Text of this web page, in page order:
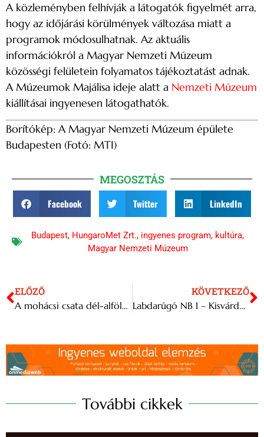
A közleményben felhívják a látogatók figyelmét arra,
hogy az időjárási körülmények változása miatt a
programok módosulhatnak. Az aktuális
információkról a Magyar Nemzeti Múzeum
közösségi felületein folyamatos tájékoztatást adnak.
A Múzeumok Majálisa ideje alatt a Nemzeti Múzeum
kiállításai ingyenesen látogathatók.
Borítókép: A Magyar Nemzeti Múzeum épülete
Budapesten (Fotó: MTI)
MEGOSZTÁS
Facebook Twitter LinkedIn
Budapest, HungaroMet Zrt., ingyenes program, kultúra,
Magyar Nemzeti Múzeum
ELŐZŐ
A mohácsi csata dél-alföldi következményeiről nyílt kiállítás Ópusztaszeren
KÖVETKEZŐ
Labdarúgó NB I – Kisvárdai sikerével bajnok a Győr
További cikkek